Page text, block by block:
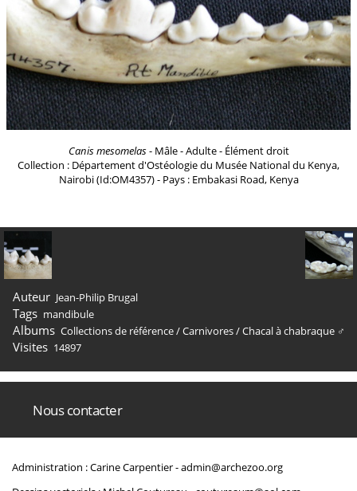
Canis mesomelas- Mâle - Adulte - Élément droit
Collection : Département d'Ostéologie du Musée National du Kenya,
Nairobi (Id:OM4357) - Pays : Embakasi Road, Kenya
Auteur Jean-Philip Brugal
Tags mandibule
Albums Collections de référence/Carnivores/Chacal à chabraque ♂
Visites 14897
Nous contacter
Administration : Carine Carpentier -admin@archezoo.org